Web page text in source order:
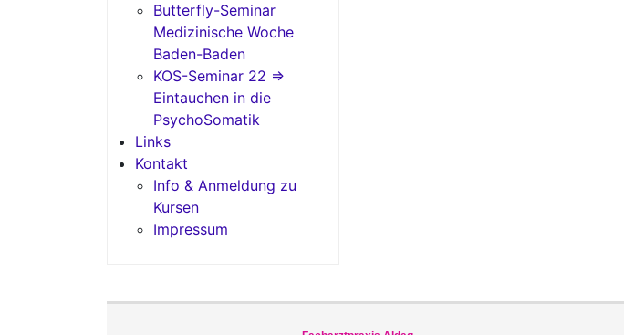
Butterfly-Seminar
Medizinische Woche
Baden-Baden
KOS-Seminar 22 =>
Eintauchen in die
PsychoSomatik
Links
Kontakt
Info & Anmeldung zu
Kursen
Impressum